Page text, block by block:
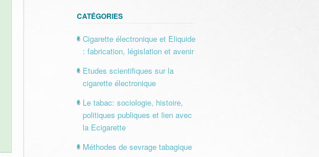
CATÉGORIES
Cigarette électronique et Eliquide
: fabrication, législation et avenir
Etudes scientifiques sur la
cigarette électronique
Le tabac: sociologie, histoire,
politiques publiques et lien avec
la Ecigarette
Méthodes de sevrage tabagique